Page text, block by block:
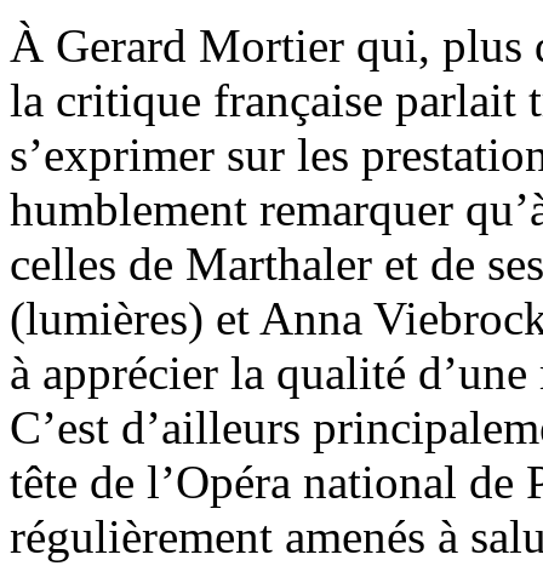
À Gerard Mortier qui, plus
la critique française parlait
s’exprimer sur les
humblement remarquer
celles de Marthaler et de
(lumières) et Anna
à apprécier la qualité
C’est d’ailleurs
tête de l’Opéra national de
régulièrement amenés à